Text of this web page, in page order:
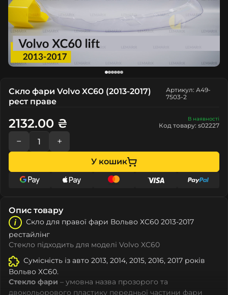
Скло фари Volvo XC60 (2013-2017)
рест праве
Артикул: A49-
7503-2
В наявності
Код товару: s02227
2132.00 ₴
− +
У кошик
Опис товару
Скло для правої фари Вольво ХС60 2013-2017
рестайлінг
Стекло підходить для моделі Volvo XC60
Сумісність із авто 2013, 2014, 2015, 2016, 2017 років
Вольво ХС60.
Стекло фари – умовна назва прозорого та
двокольорового пластику передньої частини фари